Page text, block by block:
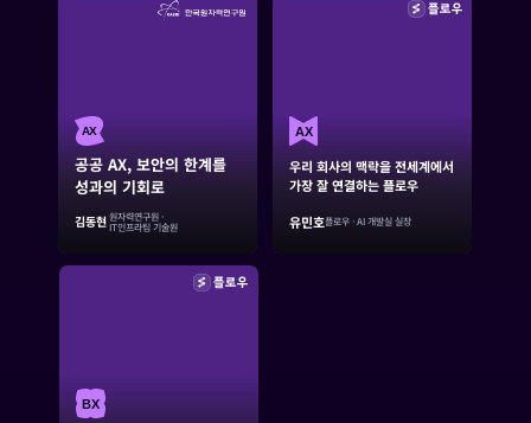
공공 AX, 보안의 한계를
성과의 기회로
김동현원자력연구원 ·
IT인프라팀 기술원
AX
우리 회사의 맥락을 전세계에서
가장 잘 연결하는 플로우
유민호플로우 · AI 개발실 실장
AX
BX